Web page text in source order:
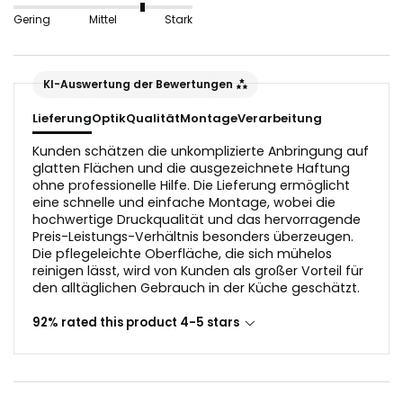
nicht geeignet, da sie die Lichtreflektion in der
Der Untergrund sollte vor dem Anbringen staub- und
Gering Mittel Stark
KI-Auswertung der Bewertungen
LieferungOptikQualitätMontageVerarbeitung
Kunden schätzen die unkomplizierte Anbringung auf
glatten Flächen und die ausgezeichnete Haftung
ohne professionelle Hilfe. Die Lieferung ermöglicht
eine schnelle und einfache Montage, wobei die
hochwertige Druckqualität und das hervorragende
Preis-Leistungs-Verhältnis besonders überzeugen.
Die pflegeleichte Oberfläche, die sich mühelos
reinigen lässt, wird von Kunden als großer Vorteil für
den alltäglichen Gebrauch in der Küche geschätzt.
92% rated this product 4-5 stars